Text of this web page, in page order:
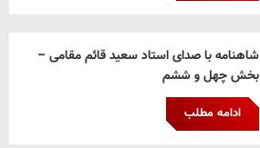
شاهنامه با صدای استاد سعید قائم‌ مقامی –
بخش چهل و ششم
ادامه مطلب